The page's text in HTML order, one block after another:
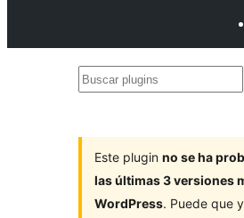
Buscar
Este plugin no se ha
las últimas 3 versiones
WordPress. Puede que